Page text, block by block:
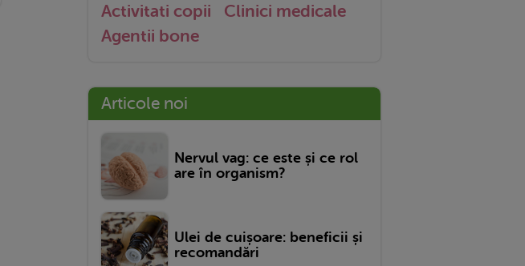
Activitati copii
Clinici medicale
Agentii bone
Articole noi
Nervul vag: ce este și ce rol
are în organism?
Ulei de cuișoare: beneficii și
recomandări